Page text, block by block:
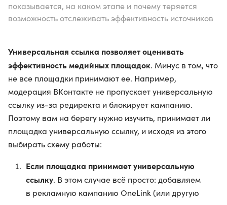
показывается, на каком этапе и почему теряется
возможность отслеживать эффективность источников
Универсальная ссылка позволяет оценивать
эффективность медийных площадок. Минус в том, что
не все площадки принимают ее. Например,
модерация ВКонтакте не пропускает универсальную
ссылку из-за редиректа и блокирует кампанию.
Поэтому вам на берегу нужно изучить, принимает ли
площадка универсальную ссылку, и исходя из этого
выбирать схему работы:
Если площадка принимает универсальную
ссылку. В этом случае всё просто: добавляем
в рекламную кампанию OneLink (или другую